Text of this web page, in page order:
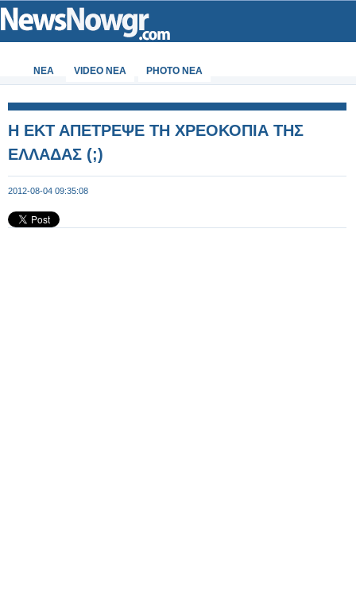
ΝΕΑ VIDEO NEA PHOTO NEA
Η ΕΚΤ ΑΠΕΤΡΕΨΕ ΤΗ ΧΡΕΟΚΟΠΙΑ ΤΗΣ
ΕΛΛΑΔΑΣ (;)
2012-08-04 09:35:08